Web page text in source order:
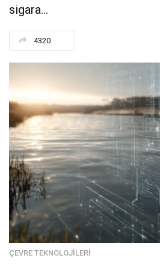
sigara...
4320
ÇEVRE TEKNOLOJILERI